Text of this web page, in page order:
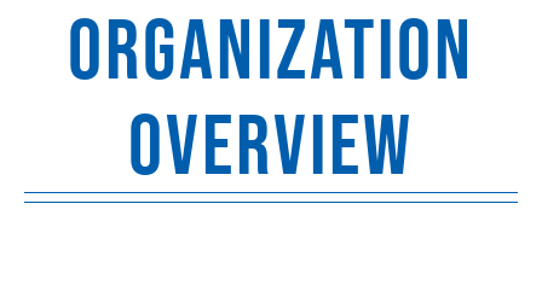
ORGANIZATION
OVERVIEW